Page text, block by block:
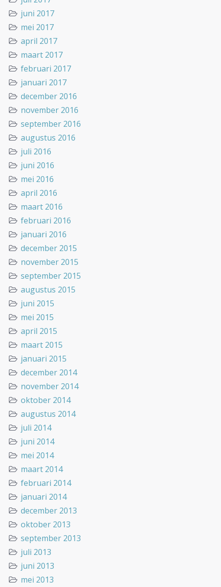
juni 2017
mei 2017
april 2017
maart 2017
februari 2017
januari 2017
december 2016
november 2016
september 2016
augustus 2016
juli 2016
juni 2016
mei 2016
april 2016
maart 2016
februari 2016
januari 2016
december 2015
november 2015
september 2015
augustus 2015
juni 2015
mei 2015
april 2015
maart 2015
januari 2015
december 2014
november 2014
oktober 2014
augustus 2014
juli 2014
juni 2014
mei 2014
maart 2014
februari 2014
januari 2014
december 2013
oktober 2013
september 2013
juli 2013
juni 2013
mei 2013